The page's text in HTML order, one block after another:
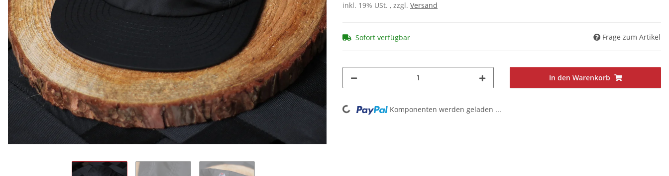
inkl. 19% USt. , zzgl. Versand
Sofort verfügbar Frage zum Artikel
In den Warenkorb
Loading... Komponenten werden geladen ...